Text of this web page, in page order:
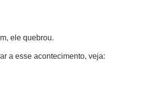
ele quebrou.
a esse acontecimento, veja: